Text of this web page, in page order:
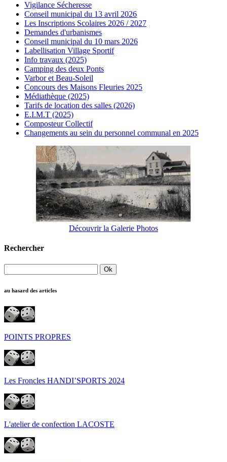
Vigilance Sécheresse
Conseil municipal du 13 avril 2026
Les Inscriptions Scolaires 2026 / 2027
Demandes d'urbanismes
Conseil municipal du 10 mars 2026
Labellisation Village Sportif
Info travaux (2025)
Camping des deux Ponts
Varbor et Beau-Soleil
Concours des Maisons Fleuries 2025
Médiathèque (2025)
Tarifs de location des salles (2026)
E.I.M.T (2025)
Composteur Collectif
Changements au sein du personnel communal en 2025
Découvrir la Galerie Photos
Rechercher
au hasard des articles
POINTS PROPRES
Les Froncles HANDI’SPORTS 2024
L'atelier de confection LACOSTE